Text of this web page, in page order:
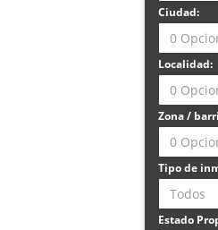
Ciudad:
0
Localidad:
0
Zona /
0
Tipo de
Todos
Estado